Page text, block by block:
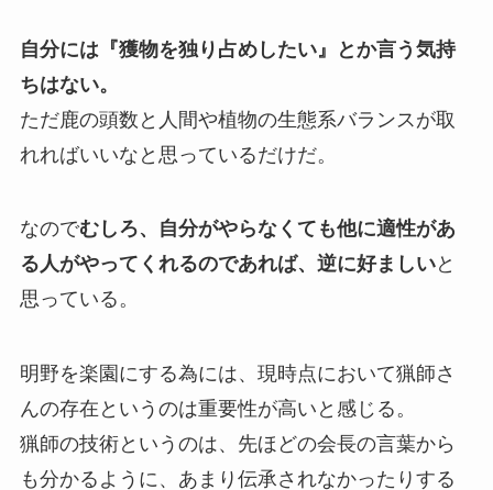
自分には『獲物を独り占めしたい』とか言う気持
ちはない。
ただ鹿の頭数と人間や植物の生態系バランスが取
れればいいなと思っているだけだ。
なのでむしろ、自分がやらなくても他に適性があ
る人がやってくれるのであれば、逆に好ましいと
思っている。
明野を楽園にする為には、現時点において猟師さ
んの存在というのは重要性が高いと感じる。
猟師の技術というのは、先ほどの会長の言葉から
も分かるように、あまり伝承されなかったりする